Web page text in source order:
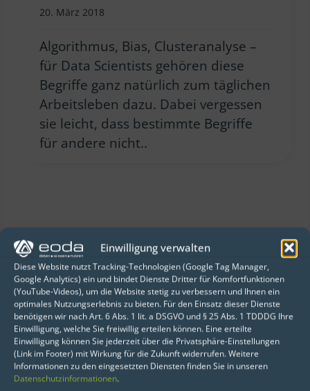
Einwilligung verwalten
Diese Website nutzt Tracking-Technologien (Google Tag Manager,
Google Analytics) ein und bindet Dienste Dritter für Komfortfunktionen
(YouTube-Videos), um die Website stetig zu verbessern und Ihnen ein
optimales Nutzungserlebnis zu bieten. Für den Einsatz dieser Dienste
benötigen wir nach Art. 6 Abs. 1 lit. a DSGVO und § 25 Abs. 1 TDDDG Ihre
Einwilligung, welche Sie freiwillig erteilen können. Eine erteilte
Einwilligung können Sie jederzeit über die Privatsphäre-Einstellungen
(Link im Footer) mit Wirkung für die Zukunft widerrufen. Weitere
Informationen zu den eingesetzten Diensten finden Sie in unseren
Datenschutzinformationen.
20. März 2018
Algorithmus, Bias, Clusteranalyse –
für Data Scientists gehören diese
Begriffe ganz natürlich zum täglichen
Arbeitsleben dazu. Dabei vergessen
sie leicht, dass bestimmte Begriffe
für andere nicht..
data science news weekly #6
16. März 2018